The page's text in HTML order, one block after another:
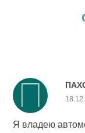
Я владею